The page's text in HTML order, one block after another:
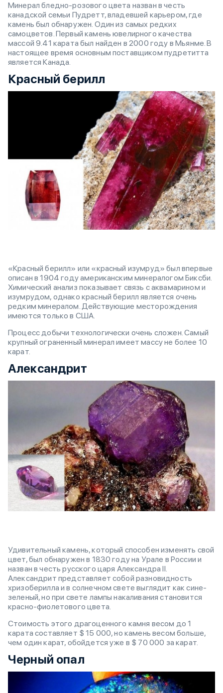
Минерал бледно-розового цвета назван в честь
канадской семьи Пудретт, владевшей карьером, где
камень был обнаружен. Один из самых редких
самоцветов. Первый камень ювелирного качества
массой 9.41 карата был найден в 2000 году в Мьянме. В
настоящее время основным поставщиком пудретитта
является Канада.
Красный берилл
«Красный берилл» или «красный изумруд» был впервые
описан в 1904 году американским минералогом Биксби.
Химический анализ показывает связь с аквамарином и
изумрудом, однако красный берилл является очень
редким минералом. Действующие месторождения
имеются только в США.
Процесс добычи технологически очень сложен. Самый
крупный ограненный минерал имеет массу не более 10
карат.
Александрит
Удивительный камень, который способен изменять свой
цвет, был обнаружен в 1830 году на Урале в России и
назван в честь русского царя Александра II.
Александрит представляет собой разновидность
хризоберилла и в солнечном свете выглядит как сине-
зеленый, но при свете лампы накаливания становится
красно-фиолетового цвета.
Стоимость этого драгоценного камня весом до 1
карата составляет $ 15 000, но камень весом больше,
чем один карат, обойдется уже в $ 70 000 за карат.
Черный опал